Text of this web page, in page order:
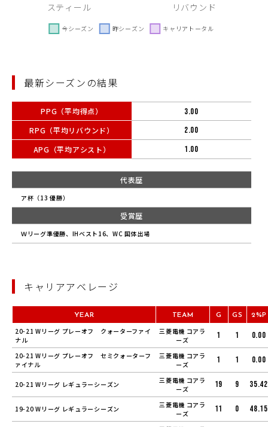
最新シーズンの結果
PPG（平均得点）
RPG（平均リバウンド）
APG（平均アシスト）
3.00
2.00
1.00
代表歴
ア杯（13 優勝）
受賞歴
Ｗリーグ準優勝、IHベスト16、WC 国体出場
キャリアアベレージ
YEAR TEAM G GS 2%P
20-21 Wリーグ プレーオフ クォーターファイ
ナル
三菱電機 コアラ
ーズ
1 1 0.00
20-21 Wリーグ プレーオフ セミクォーターフ
ァイナル
三菱電機 コアラ
ーズ
1 1 0.00
20-21 Wリーグ レギュラーシーズン
三菱電機 コアラ
ーズ
19 9 35.42
19-20 Wリーグ レギュラーシーズン
三菱電機 コアラ
ーズ
11 0 48.15